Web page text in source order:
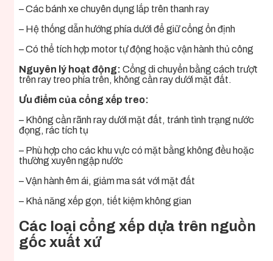
– Các bánh xe chuyên dụng lắp trên thanh ray
– Hệ thống dẫn hướng phía dưới để giữ cổng ổn định
– Có thể tích hợp motor tự động hoặc vận hành thủ công
Nguyên lý hoạt động: Cổng di chuyển bằng cách trượt
trên ray treo phía trên, không cần ray dưới mặt đất.
Ưu điểm của cổng xếp treo:
– Không cần rãnh ray dưới mặt đất, tránh tình trạng nước
đọng, rác tích tụ
– Phù hợp cho các khu vực có mặt bằng không đều hoặc
thường xuyên ngập nước
– Vận hành êm ái, giảm ma sát với mặt đất
– Khả năng xếp gọn, tiết kiệm không gian
Các loại cổng xếp dựa trên nguồn
gốc xuất xứ